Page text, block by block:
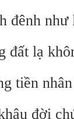
đênh
đất lạ
tiền nhân
đời